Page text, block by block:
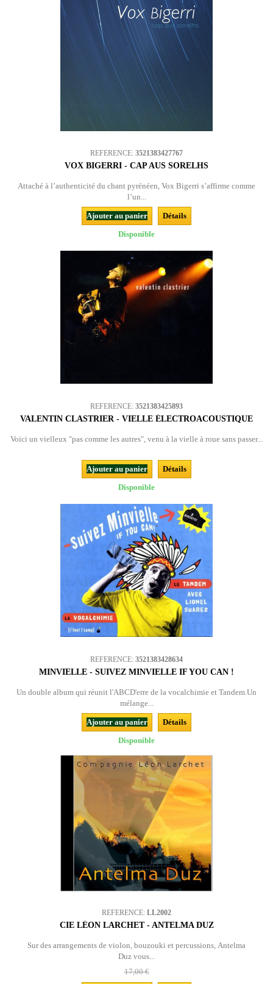
REFERENCE: 3521383427767
VOX BIGERRI - CAP AUS SORELHS
Attaché à l’authenticité du chant pyrénéen, Vox Bigerri s’affirme comme
l’un...
Ajouter au panier
Détails
Disponible
REFERENCE: 3521383425893
VALENTIN CLASTRIER - VIELLE ÉLECTROACOUSTIQUE
Voici un vielleux "pas comme les autres", venu à la vielle à roue sans passer...
Ajouter au panier
Détails
Disponible
REFERENCE: 3521383428634
MINVIELLE - SUIVEZ MINVIELLE IF YOU CAN !
Un double album qui réunit l'ABCD'erre de la vocalchimie et Tandem.Un
mélange...
Ajouter au panier
Détails
Disponible
REFERENCE: LL2002
CIE LÉON LARCHET - ANTELMA DUZ
Sur des arrangements de violon, bouzouki et percussions, Antelma
Duz vous...
17,00 €